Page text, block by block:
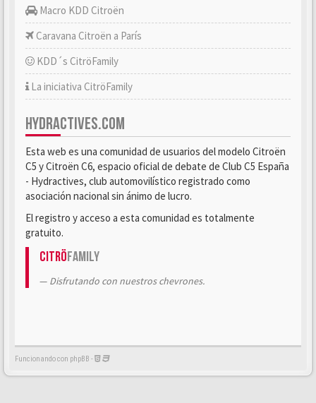
Macro KDD Citroën
Caravana Citroën a París
KDD´s CitröFamily
La iniciativa CitröFamily
HYDRACTIVES.COM
Esta web es una comunidad de usuarios del modelo Citroën
C5 y Citroën C6, espacio oficial de debate de Club C5 España
- Hydractives, club automovilístico registrado como
asociación nacional sin ánimo de lucro.
El registro y acceso a esta comunidad es totalmente
gratuito.
CitröFamily
Disfrutando con nuestros chevrones.
Funcionando con phpBB -